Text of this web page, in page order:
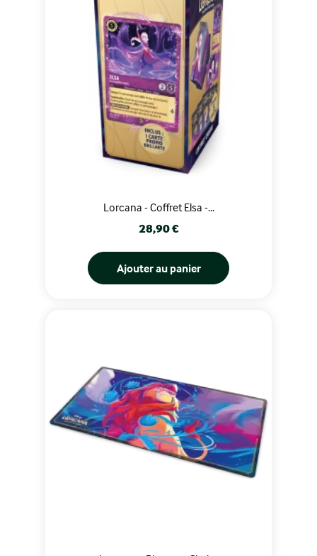
Lorcana - Coffret Elsa -...
Prix
28,90 €
Ajouter au panier